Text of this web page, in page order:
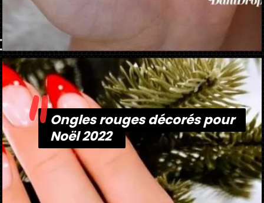
Ouverture https://danidrops.com.br/fr/ongle-decore-pour-noel-2022/
Ongles rouges décorés pour
Noël 2022
Ongles rouges décorés pour
Noël 2022
"